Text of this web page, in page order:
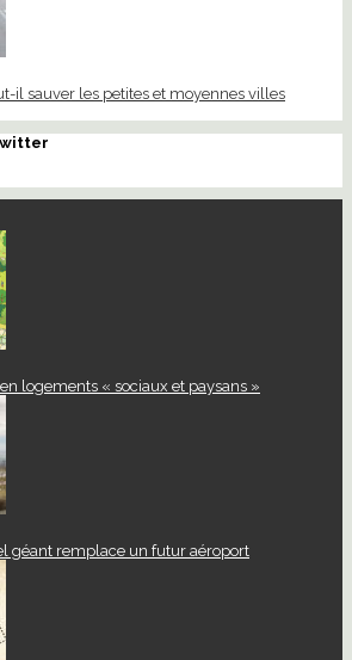
il sauver les petites et moyennes villes
logements « sociaux et paysans »
géant remplace un futur aéroport